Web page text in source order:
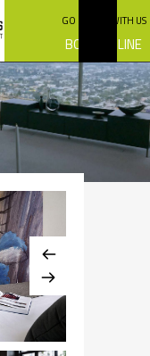
GO GREEN WITH US
BOOK ONLINE